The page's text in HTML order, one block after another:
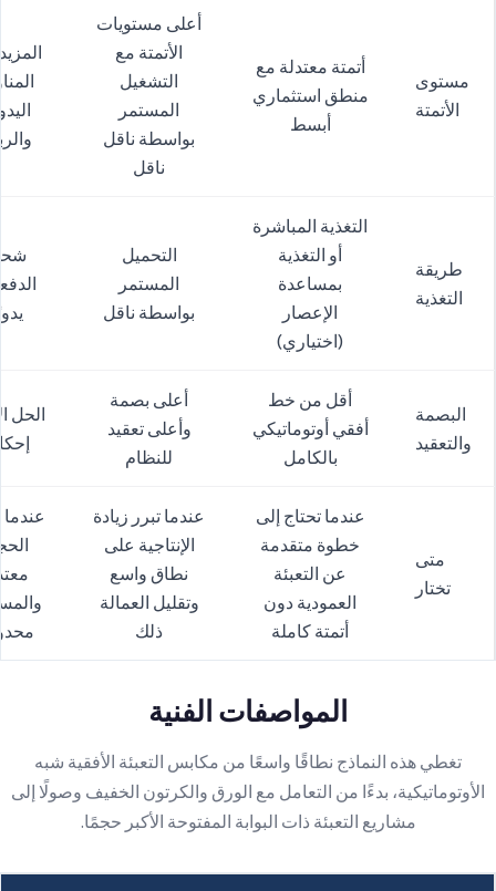
مستوى
الأتمتة
أتمتة معتدلة مع
منطق استثماري
أبسط
أعلى مستويات
الأتمتة مع
التشغيل
المستمر
بواسطة ناقل
ناقل
طريقة
التغذية
التغذية المباشرة
أو التغذية
بمساعدة
الإعصار
(اختياري)
التحميل
المستمر
بواسطة ناقل
البصمة
والتعقيد
أقل من خط
أفقي أوتوماتيكي
بالكامل
أعلى بصمة
وأعلى تعقيد
للنظام
الحل
متى
تختار
عندما تحتاج إلى
خطوة متقدمة
عن التعبئة
العمودية دون
أتمتة كاملة
عندما تبرر زيادة
الإنتاجية على
نطاق واسع
وتقليل العمالة
ذلك
المواصفات الفنية
تغطي هذه النماذج نطاقًا واسعًا من مكابس التعبئة الأفقية شبه
الأوتوماتيكية، بدءًا من التعامل مع الورق والكرتون الخفيف وصولًا إلى
مشاريع التعبئة ذات البوابة المفتوحة الأكبر حجمًا.